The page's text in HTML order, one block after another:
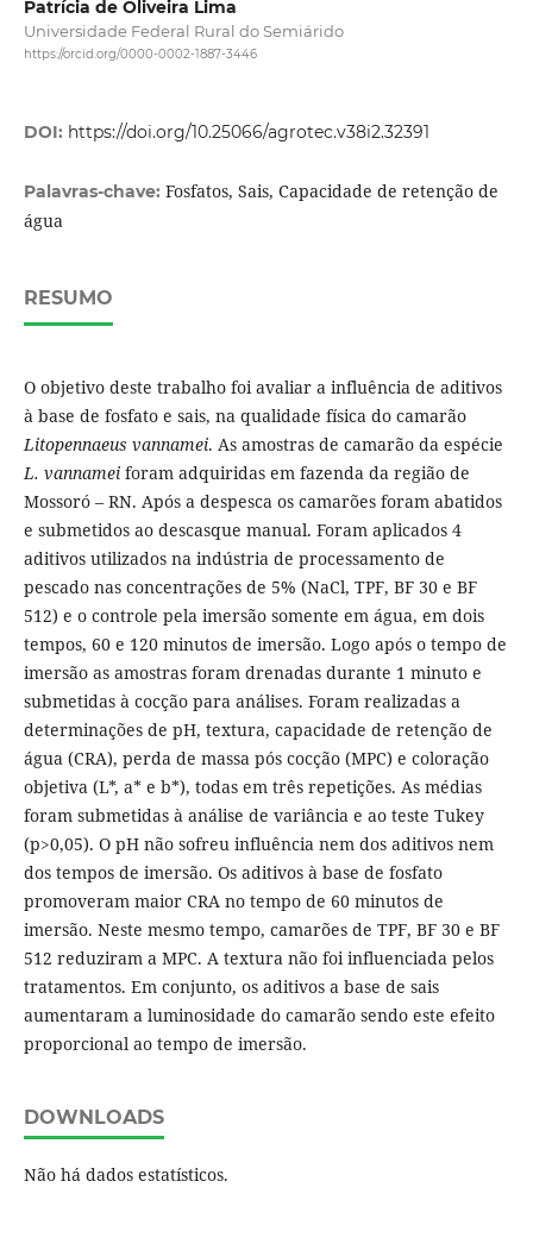
Patrícia de Oliveira Lima
Universidade Federal Rural do Semiárido
https://orcid.org/0000-0002-1887-3446
DOI: https://doi.org/10.25066/agrotec.v38i2.32391
Palavras-chave: Fosfatos, Sais, Capacidade de retenção de
água
RESUMO
O objetivo deste trabalho foi avaliar a influência de aditivos
à base de fosfato e sais, na qualidade física do camarão
Litopennaeus vannamei. As amostras de camarão da espécie
L. vannameiforam adquiridas em fazenda da região de
Mossoró – RN. Após a despesca os camarões foram abatidos
e submetidos ao descasque manual. Foram aplicados 4
aditivos utilizados na indústria de processamento de
pescado nas concentrações de 5% (NaCl, TPF, BF 30 e BF
512) e o controle pela imersão somente em água, em dois
tempos, 60 e 120 minutos de imersão. Logo após o tempo de
imersão as amostras foram drenadas durante 1 minuto e
submetidas à cocção para análises. Foram realizadas a
determinações de pH, textura, capacidade de retenção de
água (CRA), perda de massa pós cocção (MPC) e coloração
objetiva (L*, a* e b*), todas em três repetições. As médias
foram submetidas à análise de variância e ao teste Tukey
(p>0,05). O pH não sofreu influência nem dos aditivos nem
dos tempos de imersão. Os aditivos à base de fosfato
promoveram maior CRA no tempo de 60 minutos de
imersão. Neste mesmo tempo, camarões de TPF, BF 30 e BF
512 reduziram a MPC. A textura não foi influenciada pelos
tratamentos. Em conjunto, os aditivos a base de sais
aumentaram a luminosidade do camarão sendo este efeito
proporcional ao tempo de imersão.
DOWNLOADS
Não há dados estatísticos.